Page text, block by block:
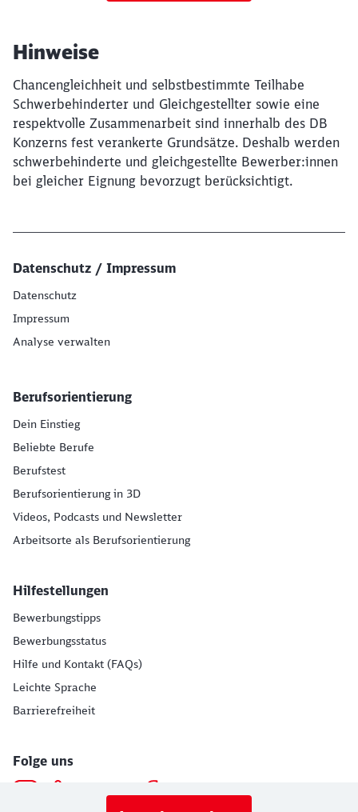
Hinweise
Chancengleichheit und selbstbestimmte Teilhabe
Schwerbehinderter und Gleichgestellter sowie eine
respektvolle Zusammenarbeit sind innerhalb des DB
Konzerns fest verankerte Grundsätze. Deshalb werden
schwerbehinderte und gleichgestellte Bewerber:innen
bei gleicher Eignung bevorzugt berücksichtigt.
Datenschutz / Impressum
Datenschutz
Impressum
Analyse verwalten
Berufsorientierung
Dein Einstieg
Beliebte Berufe
Berufstest
Berufsorientierung in 3D
Videos, Podcasts und Newsletter
Arbeitsorte als Berufsorientierung
Hilfestellungen
Bewerbungstipps
Bewerbungsstatus
Hilfe und Kontakt (FAQs)
Leichte Sprache
Barrierefreiheit
Folge uns